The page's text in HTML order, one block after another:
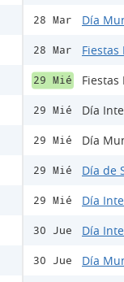
28 Mar Día
28 Mar Fiestas
29 Mié Fiestas
29 Mié Día
29 Mié Día
29 Mié Día de
29 Mié Día
30 Jue Día
30 Jue Día